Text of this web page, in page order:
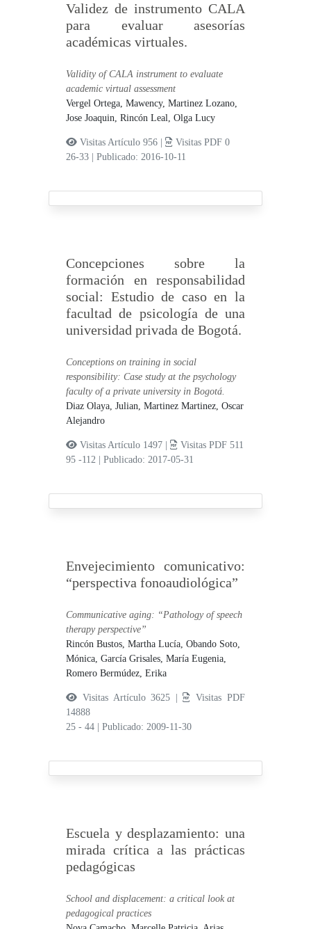
Validez de instrumento CALA
para evaluar asesorías
académicas virtuales.
Validity of CALA instrument to evaluate
academic virtual assessment
Vergel Ortega, Mawency,Martinez Lozano,
Jose Joaquin,Rincón Leal, Olga Lucy
Visitas Artículo 956 |
Visitas PDF 0
26-33
|Publicado: 2016-10-11
Concepciones sobre la
formación en responsabilidad
social: Estudio de caso en la
facultad de psicología de una
universidad privada de Bogotá.
Conceptions on training in social
responsibility: Case study at the psychology
faculty of a private university in Bogotá.
Diaz Olaya, Julian,Martinez Martinez, Oscar
Alejandro
Visitas Artículo 1497 |
Visitas PDF 511
95 -112
|Publicado: 2017-05-31
Envejecimiento comunicativo:
“perspectiva fonoaudiológica”
Communicative aging: “Pathology of speech
therapy perspective”
Rincón Bustos, Martha Lucía,Obando Soto,
Mónica,García Grisales, María Eugenia,
Romero Bermúdez, Erika
Visitas Artículo 3625 |
Visitas PDF
14888
25 - 44
|Publicado: 2009-11-30
Escuela y desplazamiento: una
mirada crítica a las prácticas
pedagógicas
School and displacement: a critical look at
pedagogical practices